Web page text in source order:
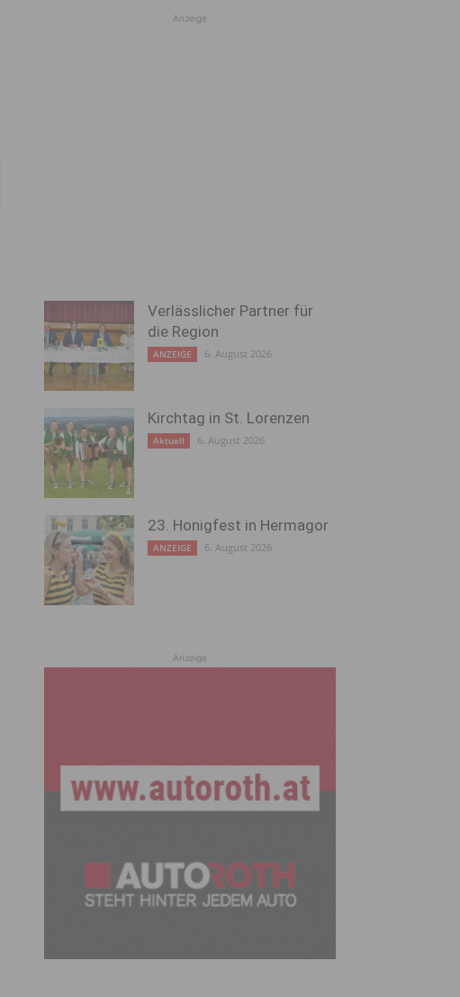
Anzeige
Verlässlicher Partner für
die Region
ANZEIGE 6. August 2026
Kirchtag in St. Lorenzen
Aktuell 6. August 2026
23. Honigfest in Hermagor
ANZEIGE 6. August 2026
Anzeige